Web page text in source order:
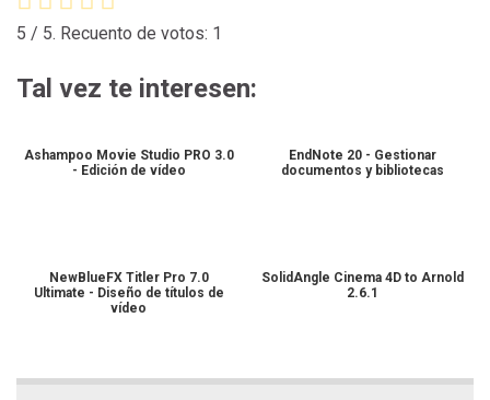
5 / 5. Recuento de votos: 1
Tal vez te interesen:
Ashampoo Movie Studio PRO 3.0
- Edición de vídeo
EndNote 20 - Gestionar
documentos y bibliotecas
NewBlueFX Titler Pro 7.0
Ultimate - Diseño de títulos de
vídeo
SolidAngle Cinema 4D to Arnold
2.6.1